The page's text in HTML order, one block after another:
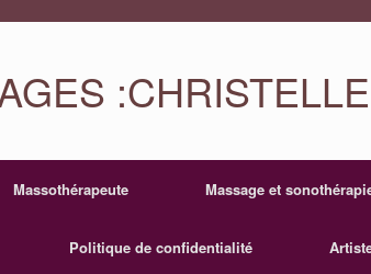
Massothérapeute Massage et
Politique de confidentialité